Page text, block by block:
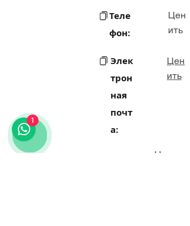
Теле
фон:
Цен
ить
Элек
трон
ная
почт
а:
Цен
ить
Цен
1